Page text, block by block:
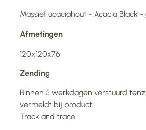
Massief acaciahout - Acacia Black -
Afmetingen
120x120x76
Zending
Binnen 5 werkdagen verstuurd
vermeldt bij product.
Track and trace